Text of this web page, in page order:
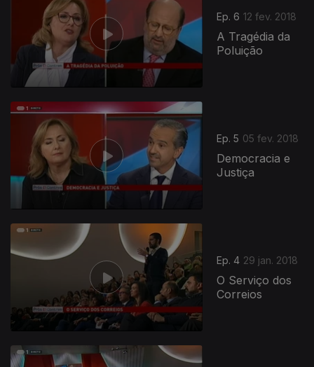
Ep. 6 12 fev. 2018
A Tragédia da
Poluição
Ep. 5 05 fev. 2018
Democracia e
Justiça
Ep. 4 29 jan. 2018
O Serviço dos
Correios
328317